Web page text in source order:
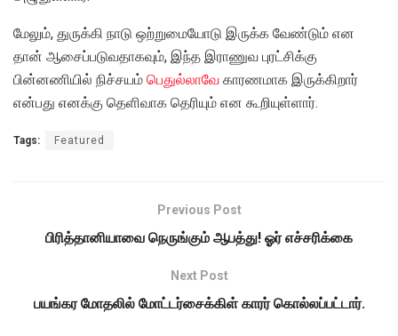
மேலும், துருக்கி நாடு ஒற்றுமையோடு இருக்க வேண்டும் என
தான் ஆசைப்படுவதாகவும், இந்த இராணுவ புரட்சிக்கு
பின்னணியில் நிச்சயம் பெதுல்லாவே காரணமாக இருக்கிறார்
என்பது எனக்கு தெளிவாக தெரியும் என கூறியுள்ளார்.
Tags: Featured
Previous Post
பிரித்தானியாவை நெருங்கும் ஆபத்து! ஓர் எச்சரிக்கை
Next Post
பயங்கர மோதலில் மோட்டர்சைக்கிள் காரர் கொல்லப்பட்டார்.